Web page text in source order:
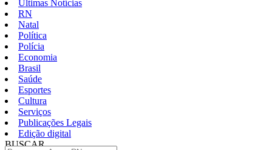
Últimas Notícias
RN
Natal
Política
Polícia
Economia
Brasil
Saúde
Esportes
Cultura
Serviços
Publicações Legais
Edição digital
BUSCAR